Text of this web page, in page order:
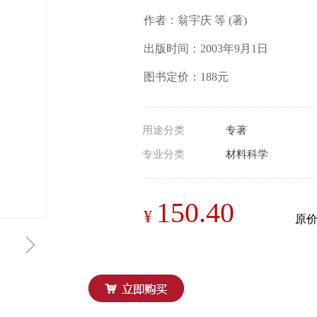
ꁇ
作者：翁宇庆 等 (著)
出版时间：2003年9月1日
图书定价：188元
¥ 150.40
用途分类 专著
专业分类 材料科学
原价